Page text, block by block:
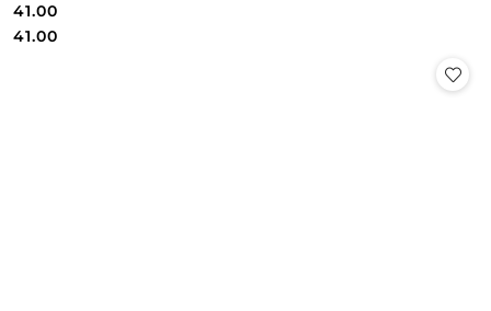
Cena:
41.00
Cena:
41.00